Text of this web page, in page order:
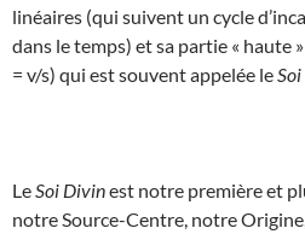
linéaires (qui suivent un cycle
dans le temps) et sa partie « haute
= v/s) qui est souvent appelée le
Le Soi Divinest notre première et
notre Source-Centre, notre